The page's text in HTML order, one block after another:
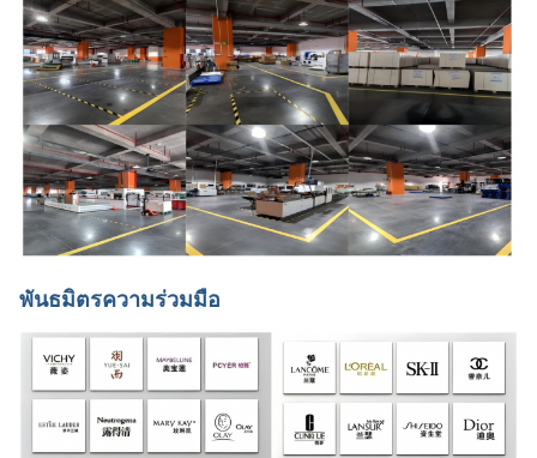
พันธมิตรความร่วมมือ